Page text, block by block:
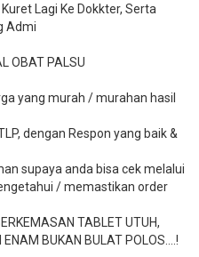
Lagi Ke Dokkter, Serta
Admi
OBAT PALSU
yang murah / murahan hasil
dengan Respon yang baik &
supaya anda bisa cek melalui
/ memastikan order
TABLET UTUH,
ENAM BUKAN BULAT POLOS….!